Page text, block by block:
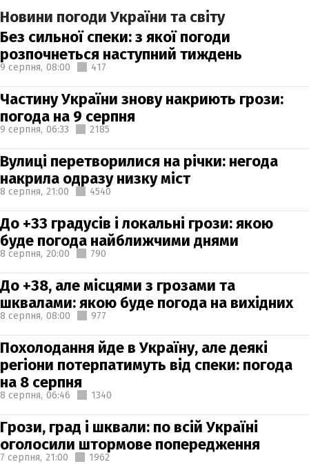
Новини погоди України та світу
Без сильної спеки: з якої погоди
розпочнеться наступний тиждень
9 серпня, 08:00 417
Частину України знову накриють грози:
погода на 9 серпня
9 серпня, 06:33 2185
Вулиці перетворилися на річки: негода
накрила одразу низку міст
8 серпня, 21:00 4540
До +33 градусів і локальні грози: якою
буде погода найближчими днями
8 серпня, 20:00 790
До +38, але місцями з грозами та
шквалами: якою буде погода на вихідних
8 серпня, 08:00 977
Похолодання йде в Україну, але деякі
регіони потерпатимуть від спеки: погода
на 8 серпня
8 серпня, 06:46 1340
Грози, град і шквали: по всій Україні
оголосили штормове попередження
7 серпня, 21:00 1962